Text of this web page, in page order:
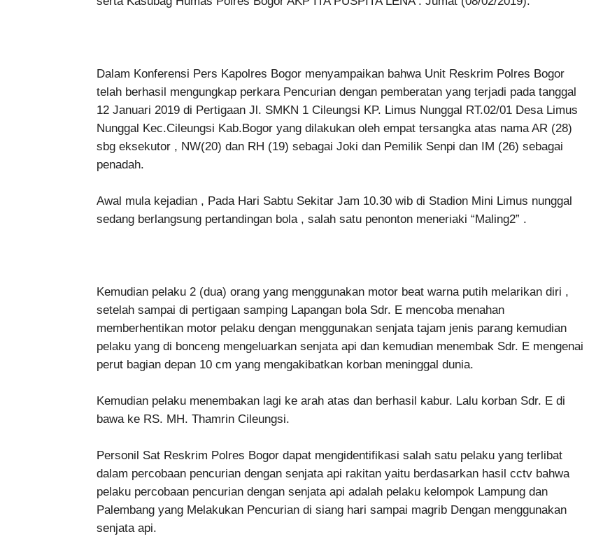
Dalam Konferensi Pers Kapolres Bogor menyampaikan bahwa Unit Reskrim Polres Bogor
telah berhasil mengungkap perkara Pencurian dengan pemberatan yang terjadi pada tanggal
12 Januari 2019 di Pertigaan Jl. SMKN 1 Cileungsi KP. Limus Nunggal RT.02/01 Desa Limus
Nunggal Kec.Cileungsi Kab.Bogor yang dilakukan oleh empat tersangka atas nama AR (28)
sbg eksekutor , NW(20) dan RH (19) sebagai Joki dan Pemilik Senpi dan IM (26) sebagai
penadah.
Awal mula kejadian , Pada Hari Sabtu Sekitar Jam 10.30 wib di Stadion Mini Limus nunggal
sedang berlangsung pertandingan bola , salah satu penonton meneriaki “Maling2” .
Kemudian pelaku 2 (dua) orang yang menggunakan motor beat warna putih melarikan diri ,
setelah sampai di pertigaan samping Lapangan bola Sdr. E mencoba menahan
memberhentikan motor pelaku dengan menggunakan senjata tajam jenis parang kemudian
pelaku yang di bonceng mengeluarkan senjata api dan kemudian menembak Sdr. E mengenai
perut bagian depan 10 cm yang mengakibatkan korban meninggal dunia.
Kemudian pelaku menembakan lagi ke arah atas dan berhasil kabur. Lalu korban Sdr. E di
bawa ke RS. MH. Thamrin Cileungsi.
Personil Sat Reskrim Polres Bogor dapat mengidentifikasi salah satu pelaku yang terlibat
dalam percobaan pencurian dengan senjata api rakitan yaitu berdasarkan hasil cctv bahwa
pelaku percobaan pencurian dengan senjata api adalah pelaku kelompok Lampung dan
Palembang yang Melakukan Pencurian di siang hari sampai magrib Dengan menggunakan
senjata api.